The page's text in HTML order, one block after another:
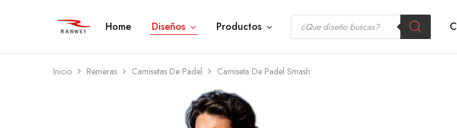
Ranwey
Tu
Tu
Diseño
Tu
Tu
—
Remeras,
Home Diseños Productos
Inicio Remeras Camisetas De Padel Camiseta De Padel Smash